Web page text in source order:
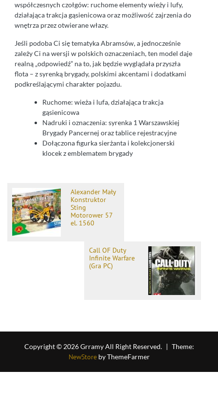
współczesnych czołgów: ruchome elementy wieży i lufy,
działająca trakcja gąsienicowa oraz możliwość zajrzenia do
wnętrza przez otwierane włazy.
Jeśli podoba Ci się tematyka Abramsów, a jednocześnie
zależy Ci na wersji w polskich oznaczeniach, ten model daje
realną „odpowiedź” na to, jak będzie wyglądała przyszła
flota – z syrenką brygady, polskimi akcentami i dodatkami
podkreślającymi charakter pojazdu.
Ruchome: wieża i lufa, działająca trakcja
gąsienicowa
Nadruki i oznaczenia: syrenka 1 Warszawskiej
Brygady Pancernej oraz tablice rejestracyjne
Dołączona figurka sierżanta i kolekcjonerski
klocek z emblematem brygady
Alexander Mały
Konstruktor
Sting
Motorower 57
el. 1560
Call OF Duty
Infinite Warfare
(Gra PC)
Copyright © 2026 Grramy All Right Reserved. | Theme:
NewStoreby ThemeFarmer